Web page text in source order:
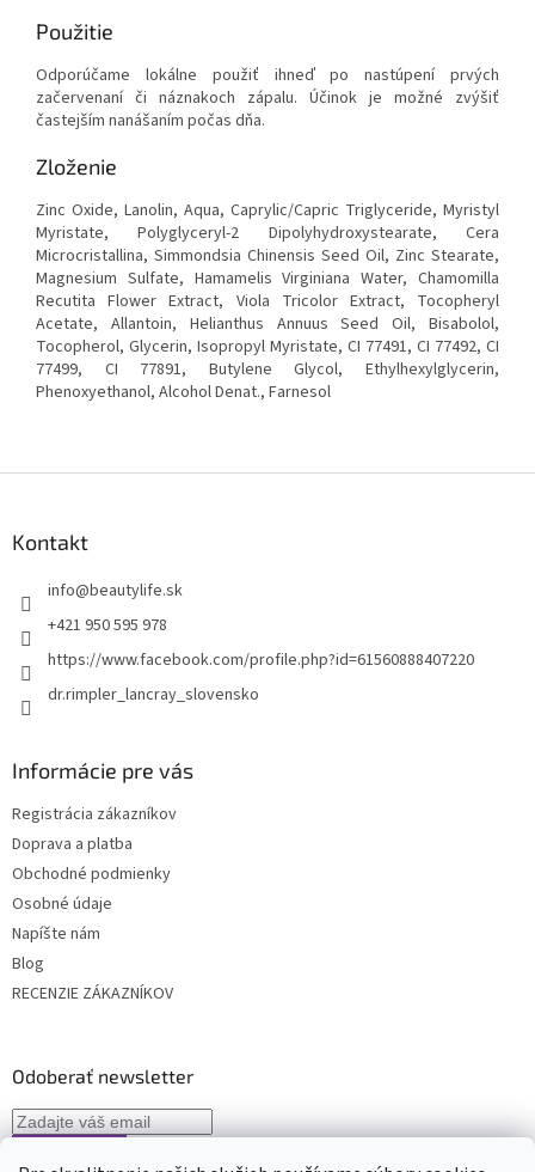
Použitie
Odporúčame lokálne použiť ihneď po nastúpení prvých
začervenaní či náznakoch zápalu. Účinok je možné zvýšiť
častejším nanášaním počas dňa.
Zloženie
Zinc Oxide, Lanolin, Aqua, Caprylic/Capric Triglyceride, Myristyl
Myristate, Polyglyceryl-2 Dipolyhydroxystearate, Cera
Microcristallina, Simmondsia Chinensis Seed Oil, Zinc Stearate,
Magnesium Sulfate, Hamamelis Virginiana Water, Chamomilla
Recutita Flower Extract, Viola Tricolor Extract, Tocopheryl
Acetate, Allantoin, Helianthus Annuus Seed Oil, Bisabolol,
Tocopherol, Glycerin, Isopropyl Myristate, CI 77491, CI 77492, CI
77499, CI 77891, Butylene Glycol, Ethylhexylglycerin,
Phenoxyethanol, Alcohol Denat., Farnesol
Kontakt
info@beautylife.sk
+421 950 595 978
https://www.facebook.com/profile.php?id=61560888407220
dr.rimpler_lancray_slovensko
Informácie pre vás
Registrácia zákazníkov
Doprava a platba
Obchodné podmienky
Osobné údaje
Napíšte nám
Blog
RECENZIE ZÁKAZNÍKOV
Odoberať newsletter